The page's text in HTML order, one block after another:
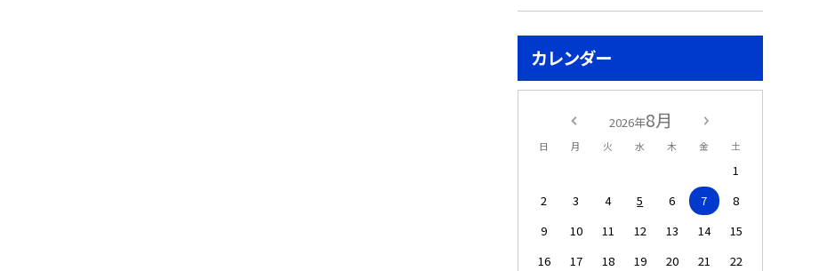
カレンダー
2026年8月
日 月 火 水 木 金 土
1
2
3 4 5 6 7
8
9
10 11 12 13 14
15
16
17 18 19 20 21
22